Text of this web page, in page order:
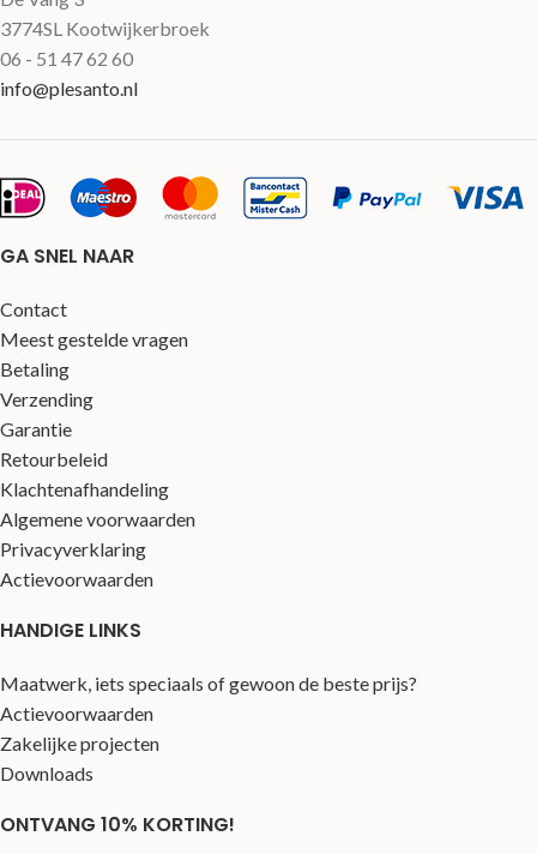
3774SL Kootwijkerbroek
06 - 51 47 62 60
info@plesanto.nl
GA SNEL NAAR
Contact
Meest gestelde vragen
Betaling
Verzending
Garantie
Retourbeleid
Klachtenafhandeling
Algemene voorwaarden
Privacyverklaring
Actievoorwaarden
HANDIGE LINKS
Maatwerk, iets speciaals of gewoon de beste prijs?
Actievoorwaarden
Zakelijke projecten
Downloads
ONTVANG 10% KORTING!